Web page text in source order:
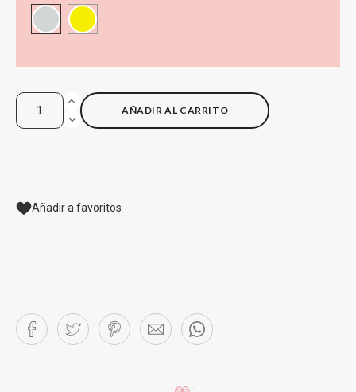
PlateadoDorado
AÑADIR AL CARRITO
Añadir a favoritos